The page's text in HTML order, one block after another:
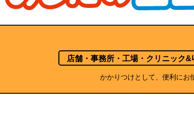
店舗・事務所・工場・クリニック&
かかりつけとして、便利にお